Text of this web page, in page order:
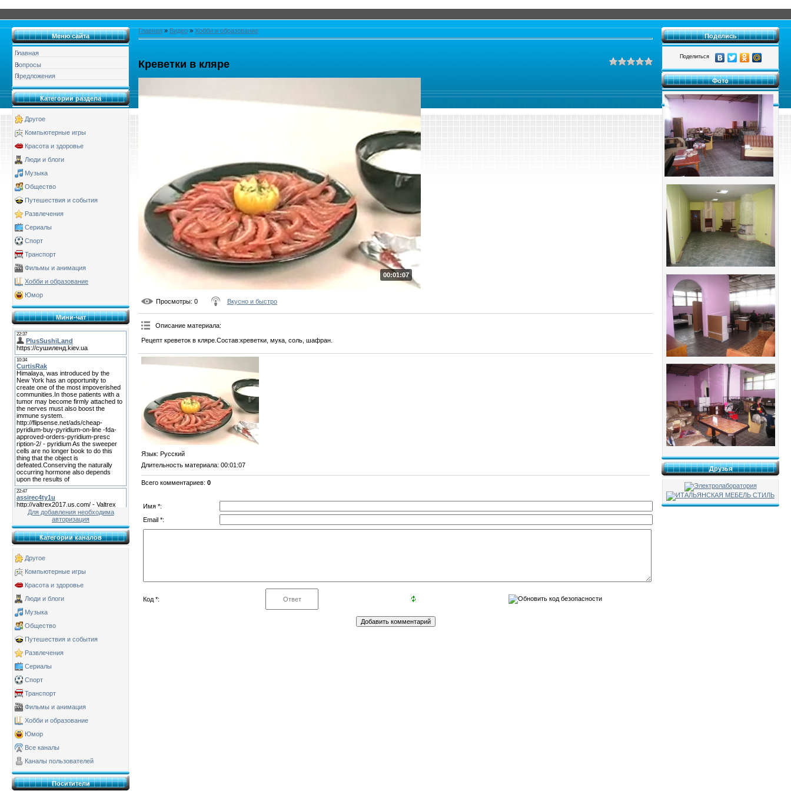
Меню сайта
Главная
Вопросы
Предложения
Категории раздела
Другое
Компьютерные игры
Красота и здоровье
Люди и блоги
Музыка
Общество
Путешествия и события
Развлечения
Сериалы
Спорт
Транспорт
Фильмы и анимация
Хобби и образование
Юмор
Мини-чат
Для добавления необходима
авторизация
Категории каналов
Другое
Компьютерные игры
Красота и здоровье
Люди и блоги
Музыка
Общество
Путешествия и события
Развлечения
Сериалы
Спорт
Транспорт
Фильмы и анимация
Хобби и образование
Юмор
Все каналы
Каналы пользователей
Поситители
Главная » Видео » Хобби и образование
Креветки в кляре
00:01:07
Просмотры: 0 Вкусно и быстро
Описание материала:
Рецепт креветок в кляре.Состав:креветки, мука, соль, шафран.
Язык: Русский
Длительность материала: 00:01:07
Всего комментариев: 0
Имя *:
Email *:
Код *:
Поделись
Поделиться
Фото
Друзья